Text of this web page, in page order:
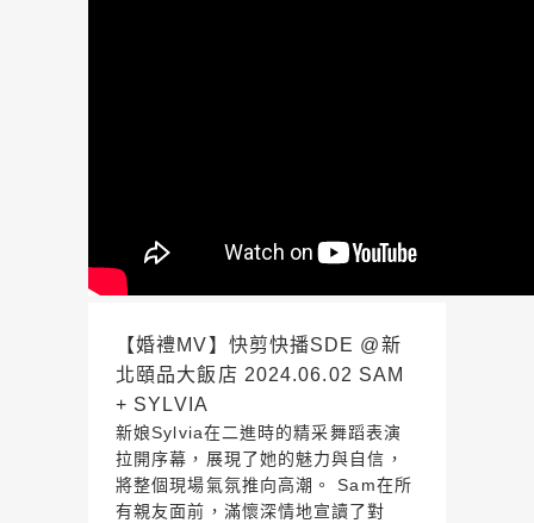
【婚禮MV】快剪快播SDE @新
北頤品大飯店 2024.06.02 SAM
+ SYLVIA
新娘Sylvia在二進時的精采舞蹈表演
拉開序幕，展現了她的魅力與自信，
將整個現場氣氛推向高潮。 Sam在所
有親友面前，滿懷深情地宣讀了對